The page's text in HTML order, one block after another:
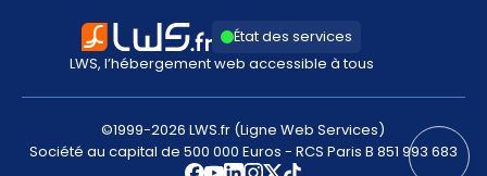
État des services
LWS, l’hébergement web accessible à tous
©1999-2026 LWS.fr (Ligne Web Services)
Société au capital de 500 000 Euros - RCS Paris B 851 993 683